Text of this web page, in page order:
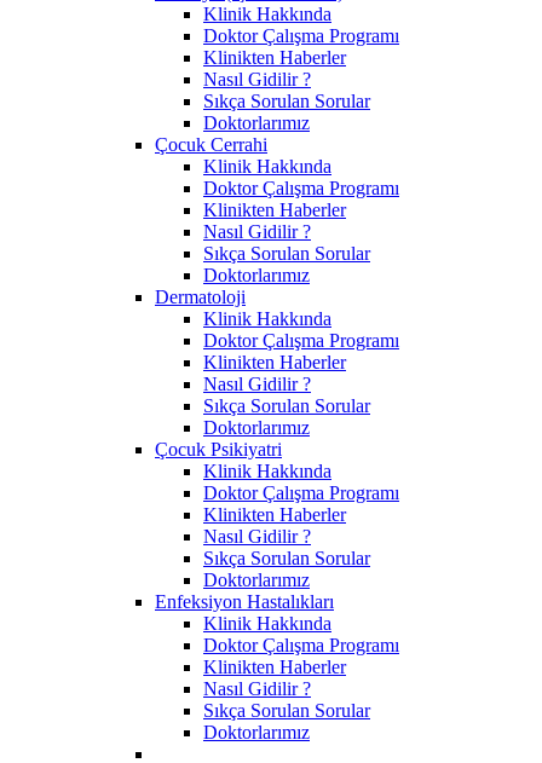
Klinik Hakkında
Doktor Çalışma Programı
Klinikten Haberler
Nasıl Gidilir ?
Sıkça Sorulan Sorular
Doktorlarımız
Çocuk Cerrahi
Klinik Hakkında
Doktor Çalışma Programı
Klinikten Haberler
Nasıl Gidilir ?
Sıkça Sorulan Sorular
Doktorlarımız
Dermatoloji
Klinik Hakkında
Doktor Çalışma Programı
Klinikten Haberler
Nasıl Gidilir ?
Sıkça Sorulan Sorular
Doktorlarımız
Çocuk Psikiyatri
Klinik Hakkında
Doktor Çalışma Programı
Klinikten Haberler
Nasıl Gidilir ?
Sıkça Sorulan Sorular
Doktorlarımız
Enfeksiyon Hastalıkları
Klinik Hakkında
Doktor Çalışma Programı
Klinikten Haberler
Nasıl Gidilir ?
Sıkça Sorulan Sorular
Doktorlarımız